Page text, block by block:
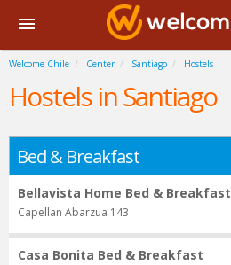
Welcome Chile Center Santiago Hostels
Hostels in Santiago
Bed & Breakfast
Bellavista Home Bed & Breakfast
Capellan Abarzua 143
Casa Bonita Bed & Breakfast